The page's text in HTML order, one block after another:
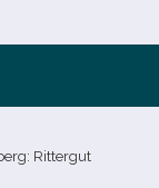
Rittergut